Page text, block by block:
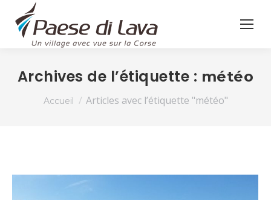
Archives de l’étiquette : météo
Vous êtes ici :
Accueil Articles avec l’étiquette "météo"